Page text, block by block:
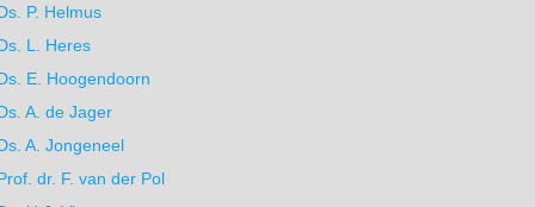
P. Helmus
L. Heres
E. Hoogendoorn
A. de Jager
A. Jongeneel
dr. F. van der Pol